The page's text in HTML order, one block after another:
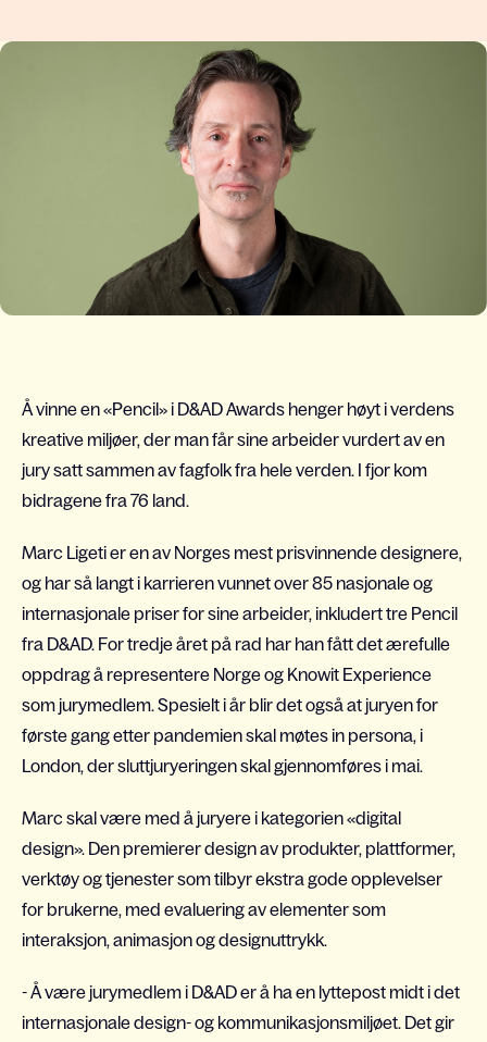
Å vinne en «Pencil» i D&AD Awards henger høyt i verdens
kreative miljøer, der man får sine arbeider vurdert av en
jury satt sammen av fagfolk fra hele verden. I fjor kom
bidragene fra 76 land.
Marc Ligeti er en av Norges mest prisvinnende designere,
og har så langt i karrieren vunnet over 85 nasjonale og
internasjonale priser for sine arbeider, inkludert tre Pencil
fra D&AD. For tredje året på rad har han fått det ærefulle
oppdrag å representere Norge og Knowit Experience
som jurymedlem. Spesielt i år blir det også at juryen for
første gang etter pandemien skal møtes in persona, i
London, der sluttjuryeringen skal gjennomføres i mai.
Marc skal være med å juryere i kategorien «digital
design». Den premierer design av produkter, plattformer,
verktøy og tjenester som tilbyr ekstra gode opplevelser
for brukerne, med evaluering av elementer som
interaksjon, animasjon og designuttrykk.
- Å være jurymedlem i D&AD er å ha en lyttepost midt i det
internasjonale design- og kommunikasjonsmiljøet. Det gir